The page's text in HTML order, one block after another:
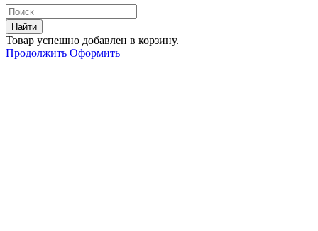
Найти
Товар успешно добавлен в корзину.
Продолжить Оформить